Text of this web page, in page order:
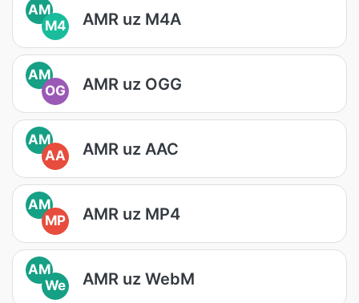
AM
M4
AMR uz M4A
AM
OG
AMR uz OGG
AM
AA
AMR uz AAC
AM
MP
AMR uz MP4
AM
We
AMR uz WebM